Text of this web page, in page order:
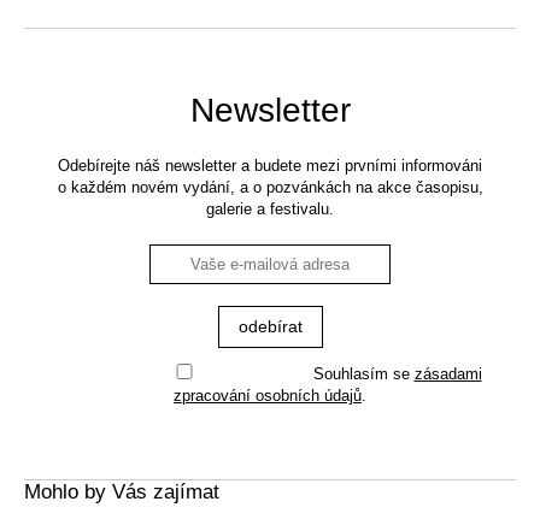
Newsletter
Odebírejte náš newsletter a budete mezi prvními informováni
o každém novém vydání, a o pozvánkách na akce časopisu,
galerie a festivalu.
Souhlasím se zásadami
zpracování osobních údajů
Mohlo by Vás zajímat